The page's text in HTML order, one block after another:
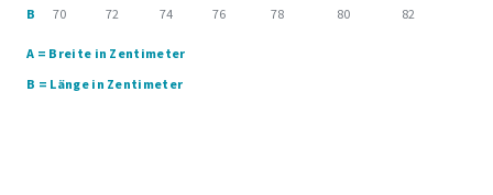
B
70 72 74 76 78 80 82
A = Breite in Zentimeter
B = Länge in Zentimeter